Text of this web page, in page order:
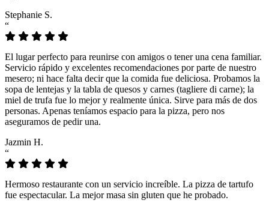
Stephanie S.
“
El lugar perfecto para reunirse con amigos o tener una cena familiar.
Servicio rápido y excelentes recomendaciones por parte de nuestro
mesero; ni hace falta decir que la comida fue deliciosa. Probamos la
sopa de lentejas y la tabla de quesos y carnes (tagliere di carne); la
miel de trufa fue lo mejor y realmente única. Sirve para más de dos
personas. Apenas teníamos espacio para la pizza, pero nos
aseguramos de pedir una.
Jazmin H.
“
Hermoso restaurante con un servicio increíble. La pizza de tartufo
fue espectacular. La mejor masa sin gluten que he probado.